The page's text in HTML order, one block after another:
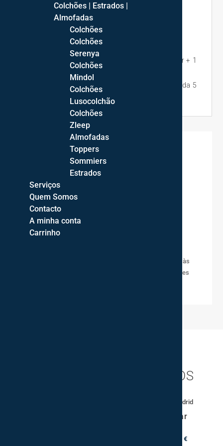
Aparador: 150*84*54cm
Espelho: 130*60*2cm
O conjunto inclui: 1 Mesa extensível + 1 Aparador + 1
Disponibilidade:
Após confirmação de encomenda 5
a 6 semanas (exceto período de férias).
Apoio ao Cliente
 Transporte
Envio gratuito para Portugal Continental!
As cores reais dos artigos podem variar devido às
fontes de iluminição fotográfica ou configurações
PRODUTOS RELACIONADOS
Sala de Jantar
€Price
Colchões | Estrados |
Almofadas
Colchões
Colchões
Serenya
Colchões
Mindol
Colchões
Lusocolchão
Colchões
Zleep
Almofadas
Toppers
Sommiers
Estrados
Serviços
Quem Somos
Contacto
A minha conta
Carrinho